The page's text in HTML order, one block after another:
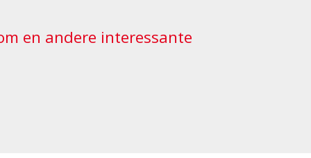
en andere interessante